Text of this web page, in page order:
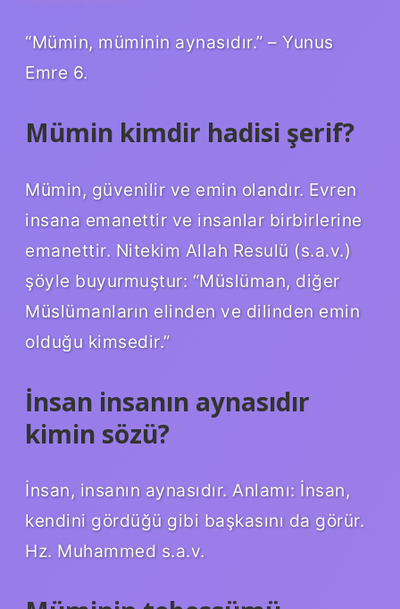
“Mümin, müminin aynasıdır.” – Yunus
Emre 6.
Mümin kimdir hadisi şerif?
Mümin, güvenilir ve emin olandır. Evren
insana emanettir ve insanlar birbirlerine
emanettir. Nitekim Allah Resulü (s.a.v.)
şöyle buyurmuştur: “Müslüman, diğer
Müslümanların elinden ve dilinden emin
olduğu kimsedir.”
İnsan insanın aynasıdır
kimin sözü?
İnsan, insanın aynasıdır. Anlamı: İnsan,
kendini gördüğü gibi başkasını da görür.
Hz. Muhammed s.a.v.